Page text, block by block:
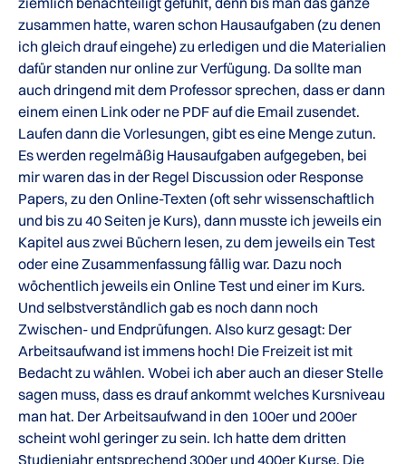
zusammen hatte, waren schon Hausaufgaben (zu denen
ich gleich drauf eingehe) zu erledigen und die Materialien
dafür standen nur online zur Verfügung. Da sollte man
auch dringend mit dem Professor sprechen, dass er dann
einem einen Link oder ne PDF auf die Email zusendet.
Laufen dann die Vorlesungen, gibt es eine Menge zutun.
Es werden regelmäßig Hausaufgaben aufgegeben, bei
mir waren das in der Regel Discussion oder Response
Papers, zu den Online-Texten (oft sehr wissenschaftlich
und bis zu 40 Seiten je Kurs), dann musste ich jeweils ein
Kapitel aus zwei Büchern lesen, zu dem jeweils ein Test
oder eine Zusammenfassung fällig war. Dazu noch
wöchentlich jeweils ein Online Test und einer im Kurs.
Und selbstverständlich gab es noch dann noch
Zwischen- und Endprüfungen. Also kurz gesagt: Der
Arbeitsaufwand ist immens hoch! Die Freizeit ist mit
Bedacht zu wählen. Wobei ich aber auch an dieser Stelle
sagen muss, dass es drauf ankommt welches Kursniveau
man hat. Der Arbeitsaufwand in den 100er und 200er
scheint wohl geringer zu sein. Ich hatte dem dritten
Studienjahr entsprechend 300er und 400er Kurse. Die